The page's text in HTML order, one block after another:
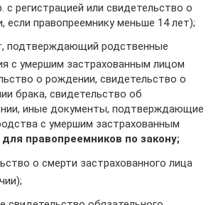
с регистрацией или свидетельство о
если правопреемнику меньше 14 лет);
подтверждающий родственные
с умершим застрахованным лицом
о рождении, свидетельство о
брака, свидетельство об
иные документы, подтверждающие
с умершим застрахованным
для правопреемников по закону;
о смерти застрахованного лица